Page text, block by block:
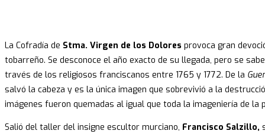
La Cofradía de Stma. Virgen de los Dolores provoca gran
tobarreño. Se desconoce el año exacto de su llegada, pero se
través de los religiosos franciscanos entre 1765 y 1772. De la
salvó la cabeza y es la única imagen que sobrevivió a la
imágenes fueron quemadas al igual que toda la imageniería de la
Salió del taller del insigne escultor murciano, Francisco Salzillo,